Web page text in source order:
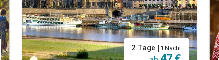
2 Tage | 1 Nacht